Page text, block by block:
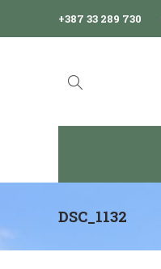
+387 33 289 730
DSC_1132